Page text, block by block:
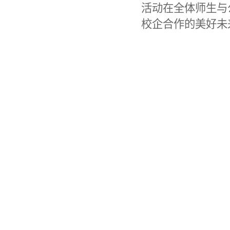
活动在全体师生
校企合作的美好未